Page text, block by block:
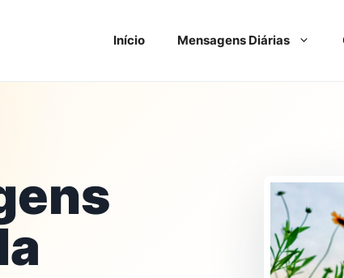
Início Mensagens Diárias